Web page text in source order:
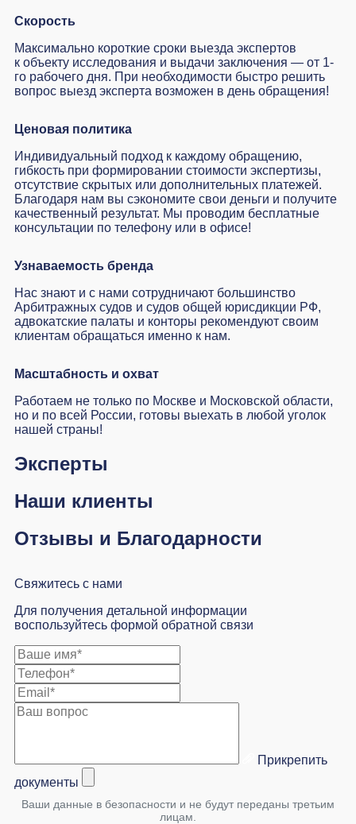
Скорость
Максимально короткие сроки выезда экспертов
к объекту исследования и выдачи заключения — от 1-
го рабочего дня. При необходимости быстро решить
вопрос выезд эксперта возможен в день обращения!
Ценовая политика
Индивидуальный подход к каждому обращению,
гибкость при формировании стоимости экспертизы,
отсутствие скрытых или дополнительных платежей.
Благодаря нам вы сэкономите свои деньги и получите
качественный результат. Мы проводим бесплатные
консультации по телефону или в офисе!
Узнаваемость бренда
Нас знают и с нами сотрудничают большинство
Арбитражных судов и судов общей юрисдикции РФ,
адвокатские палаты и конторы рекомендуютсвоим
клиентам обращаться именно к нам.
Масштабность и охват
Работаем не только по Москве и Московской области,
но и по всей России, готовы выехать в любой уголок
нашей страны!
Эксперты
Наши клиенты
Отзывы и Благодарности
Свяжитесь с нами
Для получения детальной информации
воспользуйтесь формой обратной связи
Прикрепить
документы
Ваши данные в безопасности и не будут переданы третьим
лицам.